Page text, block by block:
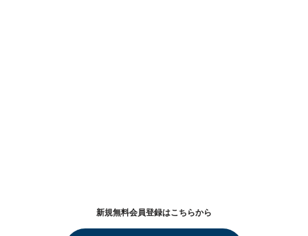
新規無料会員登録はこちらから